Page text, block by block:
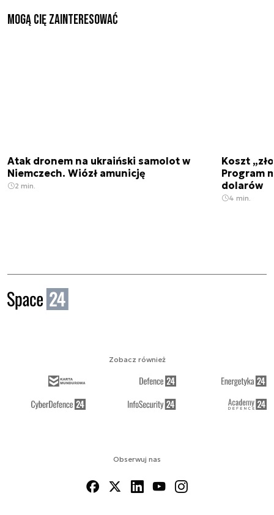
Mogą Cię zainteresować
Atak dronem na ukraiński samolot w
Niemczech. Wiózł amunicję
2 min.
Koszt
Program
dolarów
4 min.
Obserwuj nas
Zobacz również